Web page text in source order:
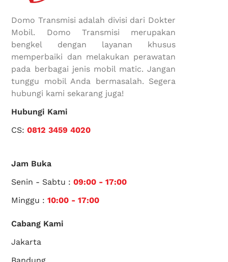
Domo Transmisi adalah divisi dari Dokter
Mobil. Domo Transmisi merupakan
bengkel dengan layanan khusus
memperbaiki dan melakukan perawatan
pada berbagai jenis mobil matic. Jangan
tunggu mobil Anda bermasalah. Segera
hubungi kami sekarang juga!
Hubungi Kami
CS:0812 3459 4020
Jam Buka
Senin - Sabtu :09:00 - 17:00
Minggu :10:00 - 17:00
Cabang Kami
Jakarta